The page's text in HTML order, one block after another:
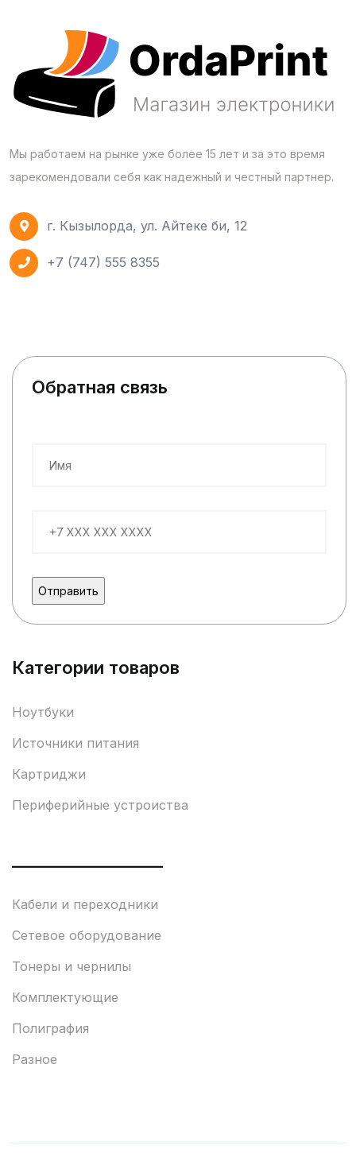
Мы работаем на рынке уже более 15 лет и за это время
зарекомендовали себя как надежный и честный партнер.
г. Кызылорда, ул. Айтеке би, 12
+7 (747) 555 8355
Обратная связь
Категории товаров
Ноутбуки
Источники питания
Картриджи
Периферийные устроиства
Кабели и переходники
Сетевое оборудование
Тонеры и чернилы
Комплектующие
Полиграфия
Разное